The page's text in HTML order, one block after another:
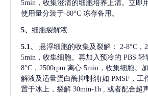
5min，收集澄清的细胞培养上清。立即
使用量分装于-80°C 冻存备用。
5、 细胞裂解液
5.1、 悬浮细胞的收集及裂解：
2-8°C，
5min，收集细胞。再加入预冷的 PBS
8°C，2500rpm 离心 5min，收集细胞。
解液及适量蛋白酶抑制剂(如 PMSF，工
置于冰上，裂解 30min-1h , 或者配合超